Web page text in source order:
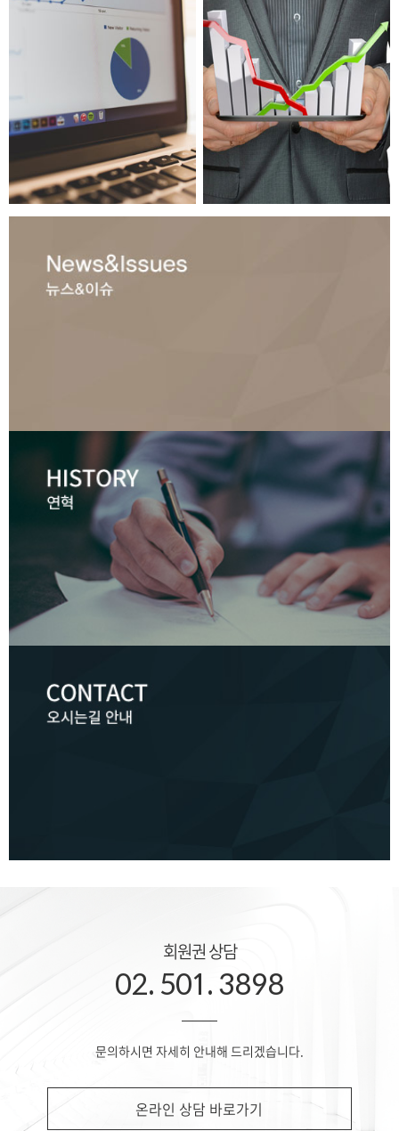
회원권 상담
02. 501. 3898
문의하시면 자세히 안내해 드리겠습니다.
온라인 상담 바로가기